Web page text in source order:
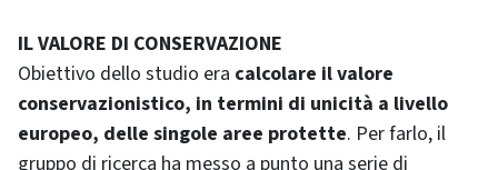
IL VALORE DI CONSERVAZIONE
Obiettivo dello studio era calcolare il valore
conservazionistico, in termini di unicità a livello
europeo, delle singole aree protette. Per farlo, il
gruppo di ricerca ha messo a punto una serie di